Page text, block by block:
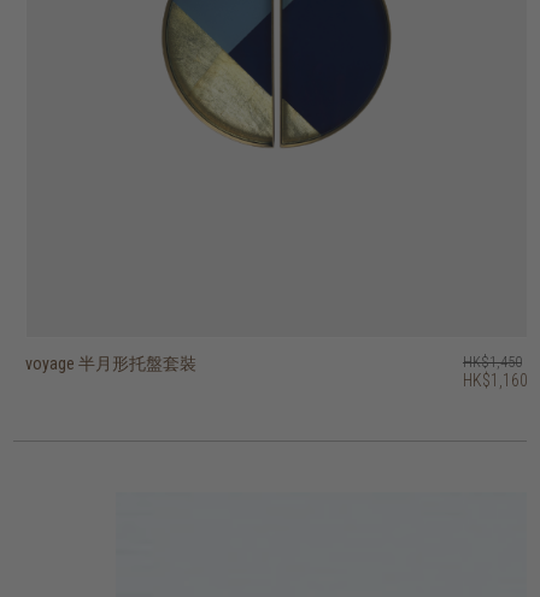
voyage 半月形托盤套裝 HK$1,450
HK$1,160
voyage beads 托盤 - 圓形 HK$1,250
HK$1,000
voyage second nature valet 托盤 - 長形 HK$1,450
HK$1,160
voyage second nature valet 托盤 - 長形 HK$950
HK$760
voyage second nature valet 托盤 - 圓形 HK$750
HK$600
voyage second nature 托盤 - 圓形 HK$1,950
HK$1,560
voyage 鏡面托盤 - 正方形 HK$1,150
HK$920
voyage 半透明剪影玻璃托盤 - 圓形 HK$1,250
HK$1,000
voyage 玻璃托盤 - 橢圓形 HK$1,250
HK$1,000
voyage 玻璃托盤 - 圓形 HK$1,750
HK$1,400